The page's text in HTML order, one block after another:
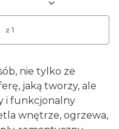
z 1
nie tylko ze
jaką tworzy, ale
i funkcjonalny
wnętrze, ogrzewa,